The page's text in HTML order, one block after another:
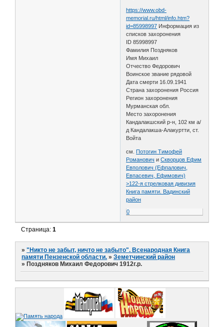
https://www.obd-
memorial.ru/html/info.htm?
id=85998997 Информация из
списков захоронения
ID 85998997
Фамилия Поздняков
Имя Михаил
Отчество Федорович
Воинское звание рядовой
Дата смерти 16.09.1941
Страна захоронения Россия
Регион захоронения
Мурманская обл.
Место захоронения
Кандалакшский р-н, 102 км а/
д Кандалакша-Алакуртти, ст.
Войта
см.Потогин Тимофей
Романович иСкворцов Ефим
Евполович (Ефпалович,
Евпасевич, Ефимович)
>122-я стрелковая дивизия
Книга памяти. Вадинский
район
0
Страница:1
»"Никто не забыт, ничто не забыто". Всенародная Книга
памяти Пензенской области. »Земетчинский район
» Поздняков Михаил Федорович 1912г.р.